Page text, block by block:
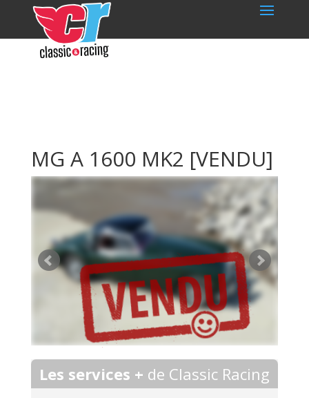
MG A 1600 MK2 [VENDU]
Les services + de Classic Racing